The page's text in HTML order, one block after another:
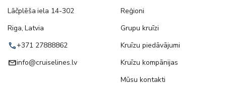
Lāčplēša iela 14-302
Riga, Latvia
call+371 27888862
emailinfo@cruiselines.lv
Reģioni
Grupu kruīzi
Kruīzu piedāvājumi
Kruīzu kompānijas
Mūsu kontakti